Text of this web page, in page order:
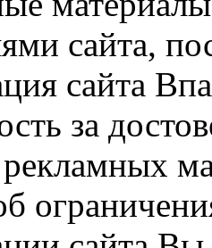
сайта,
сайта
за